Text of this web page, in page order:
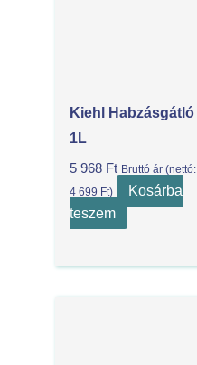
Kiehl Habzásgátló
1L
5 968 Ft Bruttó ár (nettó:
4 699 Ft)
Kosárba
teszem